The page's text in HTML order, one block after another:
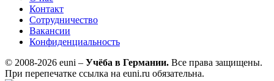
Контакт
Сотрудничество
Вакансии
Конфиденциальность
© 2008-2026 euni – Учёба в Германии. Все права защищены.
При перепечатке ссылка на euni.ru обязательна.